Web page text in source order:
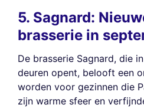
5. Sagnard:
brasserie in
De brasserie Sagnard, die
deuren opent, belooft een
worden voor gezinnen die
zijn warme sfeer en